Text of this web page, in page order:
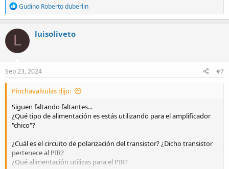
R
e
a
c
i
o
n
s
Gudino Roberto duberlin
L luisoliveto
Sep 23, 2024 #7
Pinchavalvulas dijo:
Siguen faltando faltantes...
¿Qué tipo de alimentación es estás utilizando para el amplificador
"chico"?
¿Cuál es el circuito de polarización del transistor? ¿Dicho transistor
pertenece al PIR?
¿Qué alimentación utilizas para el PIR?